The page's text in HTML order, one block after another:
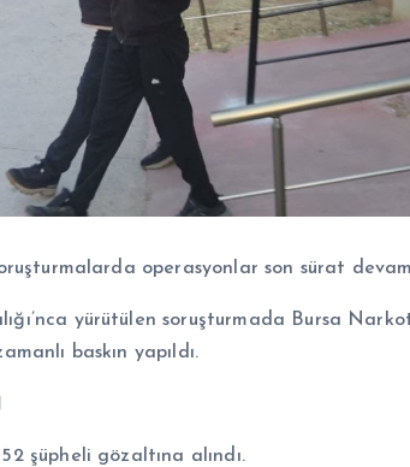
operasyonlar son sürat
yürütülen soruşturmada Bursa
baskın yapıldı.
şüpheli gözaltına alındı.